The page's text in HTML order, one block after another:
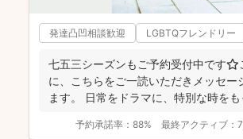
発達凸凹相談歓迎 LGBTQフレンドリー
七五三シーズンもご予約受付中です⭐️
に、こちらをご一読いただきメッセー
ます。 日常をドラマに、特別な時を
予約承諾率： 88% 最終アクティブ：